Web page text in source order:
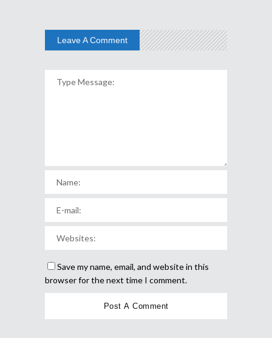
Leave A Comment
Save my name, email, and website in this
browser for the next time I comment.